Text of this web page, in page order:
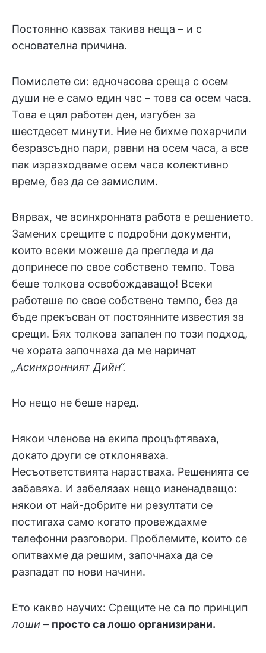
Постоянно казвах такива неща – и с
основателна причина.
Помислете си: едночасова среща с осем
души не е само един час – това са осем часа.
Това е цял работен ден, изгубен за
шестдесет минути. Ние не бихме похарчили
безразсъдно пари, равни на осем часа, а все
пак изразходваме осем часа колективно
време, без да се замислим.
Вярвах, че асинхронната работа е решението.
Замених срещите с подробни документи,
които всеки можеше да прегледа и да
допринесе по свое собствено темпо. Това
беше толкова освобождаващо! Всеки
работеше по свое собствено темпо, без да
бъде прекъсван от постоянните известия за
срещи. Бях толкова запален по този подход,
че хората започнаха да ме наричат
„Асинхронният Дийн“.
Но нещо не беше наред.
Някои членове на екипа процъфтяваха,
докато други се отклоняваха.
Несъответствията нарастваха. Решенията се
забавяха. И забелязах нещо изненадващо:
някои от най-добрите ни резултати се
постигаха само когато провеждахме
телефонни разговори. Проблемите, които се
опитвахме да решим, започнаха да се
разпадат по нови начини.
Ето какво научих: Срещите не са по принцип
лоши – просто са лошо организирани.